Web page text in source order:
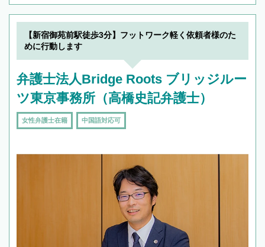
【新宿御苑前駅徒歩3分】フットワーク軽く依頼者様のた
めに行動します
弁護士法人Bridge Roots ブリッジルー
ツ東京事務所（高橋史記弁護士）
女性弁護士在籍 中国語対応可